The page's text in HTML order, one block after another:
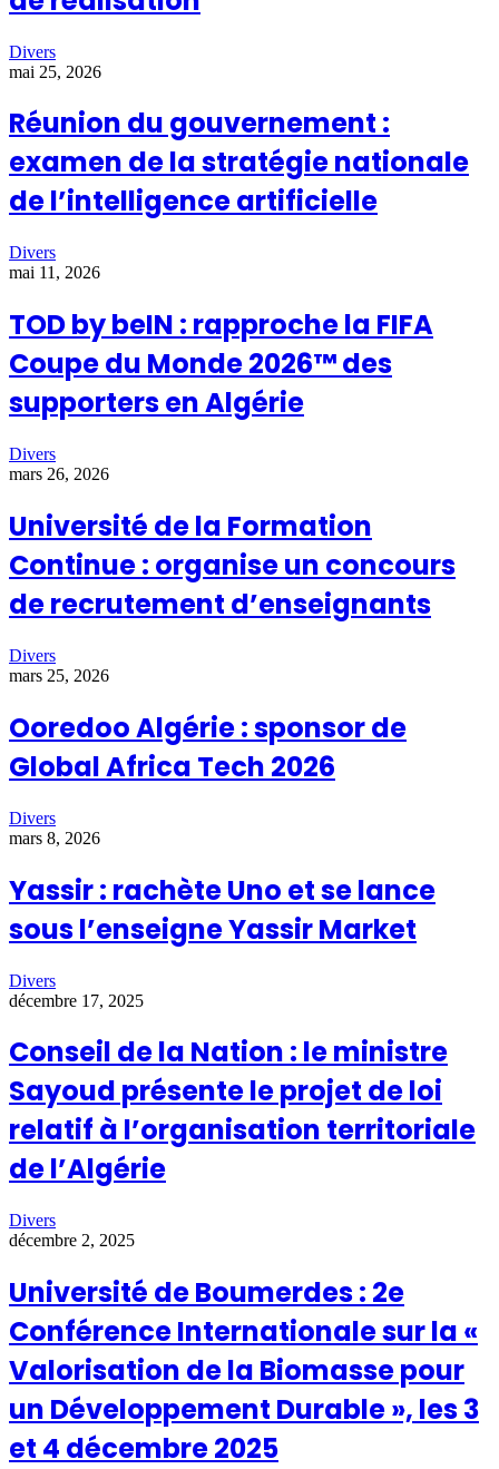
Divers
mai 25, 2026
Réunion du gouvernement :
examen de la stratégie nationale
de l’intelligence artificielle
Divers
mai 11, 2026
TOD by beIN : rapproche la FIFA
Coupe du Monde 2026™ des
supporters en Algérie
Divers
mars 26, 2026
Université de la Formation
Continue : organise un concours
de recrutement d’enseignants
Divers
mars 25, 2026
Ooredoo Algérie : sponsor de
Global Africa Tech 2026
Divers
mars 8, 2026
Yassir : rachète Uno et se lance
sous l’enseigne Yassir Market
Divers
décembre 17, 2025
Conseil de la Nation : le ministre
Sayoud présente le projet de loi
relatif à l’organisation territoriale
de l’Algérie
Divers
décembre 2, 2025
Université de Boumerdes : 2e
Conférence Internationale sur la «
Valorisation de la Biomasse pour
un Développement Durable », les 3
et 4 décembre 2025